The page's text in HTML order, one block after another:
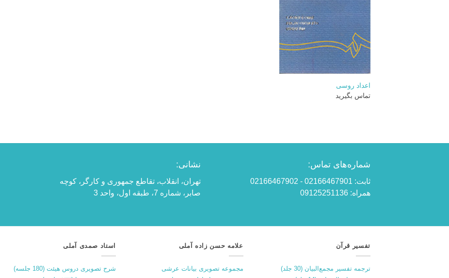
اعداد روسی
تماس بگیرید
شماره‌های تماس:
ثابت: 02166467901 - 02166467902
همراه: 09125251136
نشانی:
تهران، انقلاب، تقاطع جمهوری و کارگر، کوچه
صابر، شماره 7، طبقه اول، واحد 3
تفسیر قرآن
ترجمه تفسیر مجمع‌البیان (30 جلد)
علامه حسن زاده آملی
مجموعه تصویری بیانات عرشی
استاد صمدی آملی
شرح تصویری دروس هیئت (180 جلسه)